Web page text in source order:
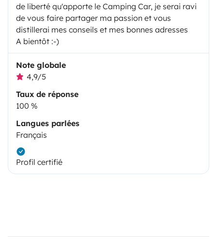
de liberté qu'apporte le Camping Car, je serai ravi
de vous faire partager ma passion et vous
distillerai mes conseils et mes bonnes adresses
A bientôt :-)
Note globale
4,9/5
Taux de réponse
100 %
Langues parlées
Français
Profil certifié